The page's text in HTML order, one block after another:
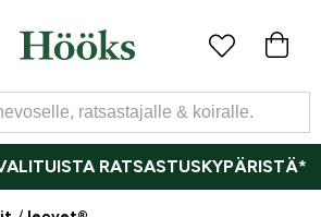
RATSASTUSKYPÄRISTÄ*